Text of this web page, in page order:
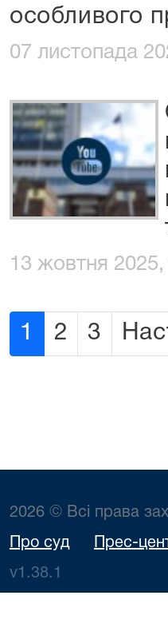
особливого
07 листопада
13 жовтня 2025,
1 2 3
2026 © Всі права
Про суд Прес-
v1.38.1